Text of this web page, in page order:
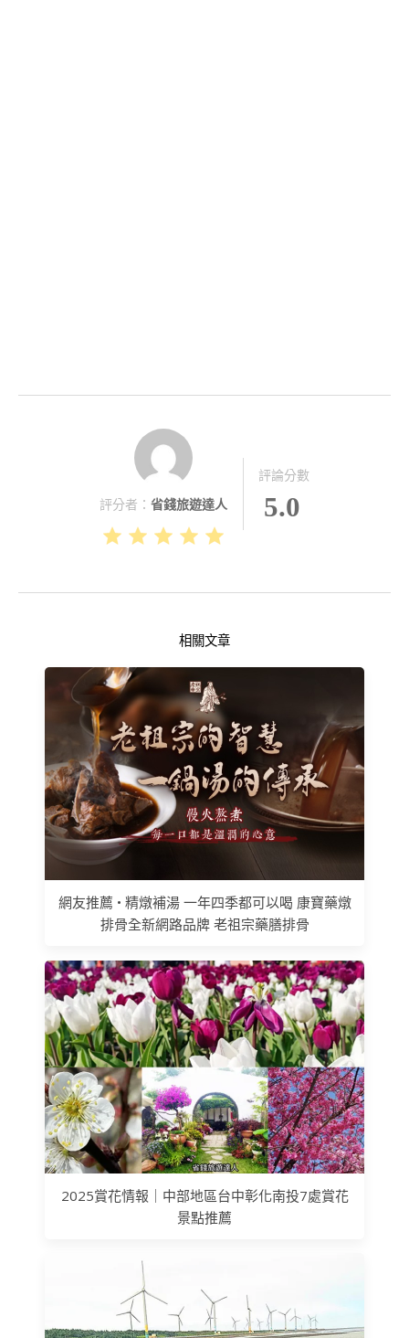
評分者： 省錢旅遊達人
評論分數
5.0
相關文章
網友推薦 • 精燉補湯 一年四季都可以喝 康寶藥燉
排骨全新網路品牌 老祖宗藥膳排骨
2025賞花情報｜中部地區台中彰化南投7處賞花
景點推薦